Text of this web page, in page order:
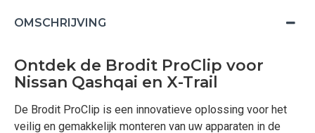
OMSCHRIJVING
Ontdek de Brodit ProClip voor
Nissan Qashqai en X-Trail
De Brodit ProClip is een innovatieve oplossing voor het
veilig en gemakkelijk monteren van uw apparaten in de